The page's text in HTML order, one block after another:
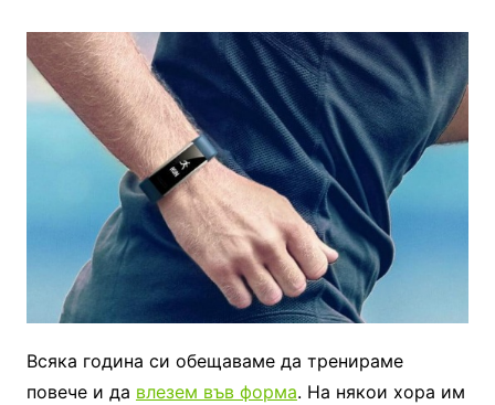
Всяка година си обещаваме да тренираме
повече и да влезем във форма. На някои хора им